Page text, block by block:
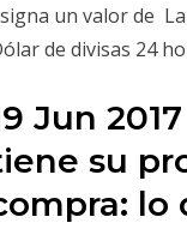
un valor de
de divisas 24
Jun
su
lo